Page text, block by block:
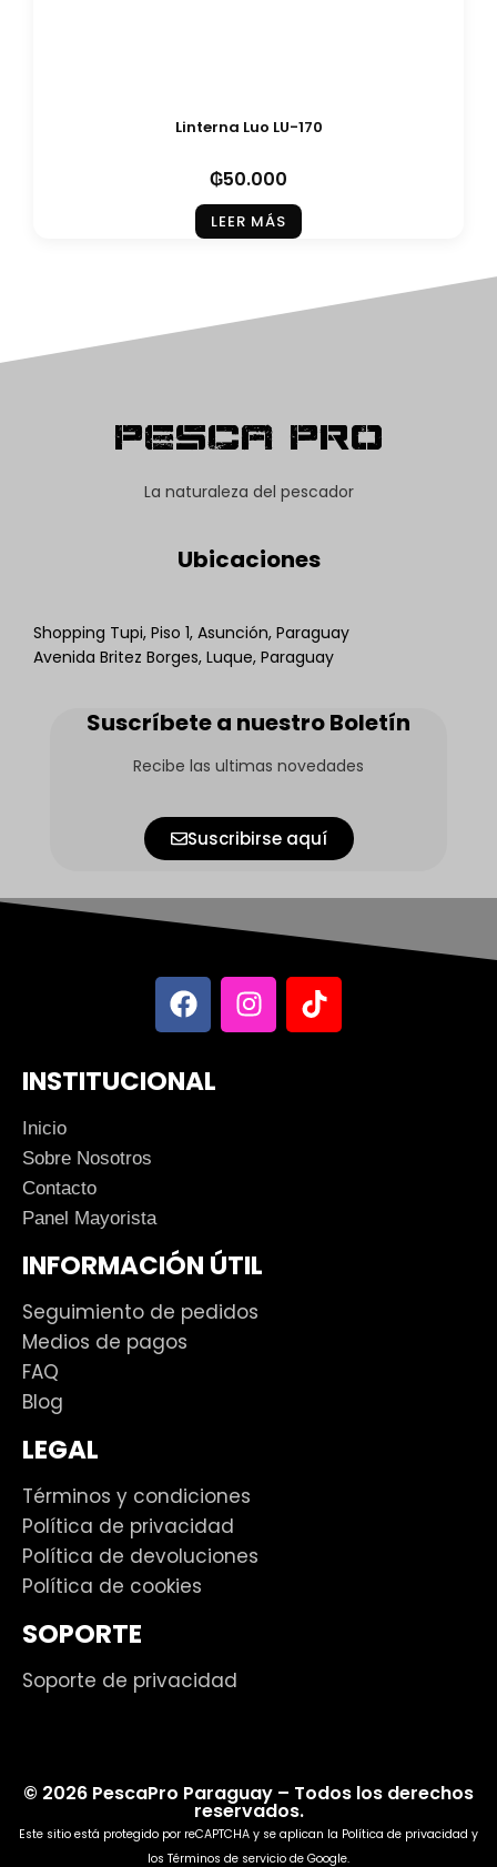
Linterna Luo LU-170
₲50.000
LEER MÁS
Pesca Pro
La naturaleza del pescador
Ubicaciones
Shopping Tupi, Piso 1, Asunción, Paraguay
Avenida Britez Borges, Luque, Paraguay
Suscríbete a nuestro Boletín
Recibe las ultimas novedades
Suscribirse aquí
INSTITUCIONAL
Inicio
Sobre Nosotros
Contacto
Panel Mayorista
INFORMACIÓN ÚTIL
Seguimiento de pedidos
Medios de pagos
FAQ
Blog
LEGAL
Términos y condiciones
Política de privacidad
Política de devoluciones
Política de cookies
SOPORTE
Soporte de privacidad
© 2026 PescaPro Paraguay – Todos los derechos
reservados.
Este sitio está protegido por reCAPTCHA y se aplican la Política de privacidad y
los Términos de servicio de Google.